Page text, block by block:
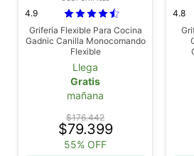
4.9
Grifería Flexible Para Cocina
Gadnic Canilla Monocomando
Flexible
Llega
Gratis
mañana
$176.442
$79.399
55% OFF
4.8